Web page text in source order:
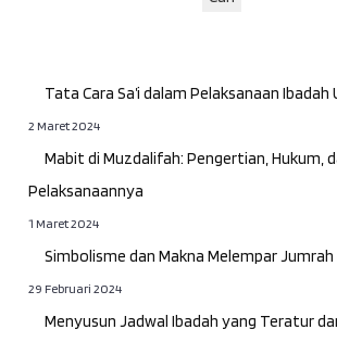
Tata Cara Sa’i dalam Pelaksanaan Ibadah
2 Maret 2024
Mabit di Muzdalifah: Pengertian, Hukum,
Pelaksanaannya
1 Maret 2024
Simbolisme dan Makna Melempar Jumrah
29 Februari 2024
Menyusun Jadwal Ibadah yang Teratur